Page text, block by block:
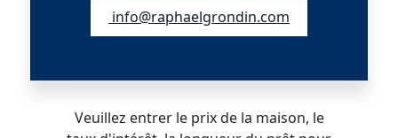
info@raphaelgrondin.com
Veuillez entrer le prix de la maison, le